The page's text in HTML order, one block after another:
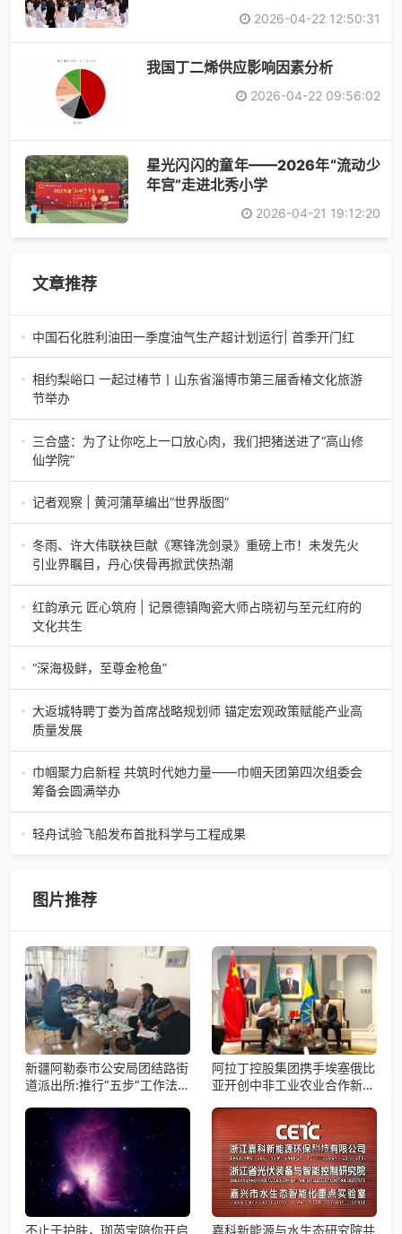
2026-04-22 12:50:31
​我国丁二烯供应影响因素分析
2026-04-22 09:56:02
星光闪闪的童年——2026年“流动少
年宫”走进北秀小学
2026-04-21 19:12:20
文章推荐
中国石化胜利油田一季度油气生产超计划运行| 首季开门红
中国石化胜利油田一季度油气生产超计划运行| 首季开门红济
南电（记者 瑞夫 胜宣）2026年一季度，中国石化胜利油田
生产原油585.86万吨，天
相约梨峪口 一起过椿节丨山东省淄博市第三届香椿文化旅游
节举办
相约梨峪口 一起过椿节丨山东省淄博市第三届香椿文化旅游
节举办济南电（记者 瑞夫）4月18日，山东省淄博市第三届
香椿文化旅游节暨党建
三合盛：为了让你吃上一口放心肉，我们把猪送进了“高山修
仙学院”
三合盛：为了让你吃上一口放心肉，我们把猪送进了“高山修
仙学院”很多人问我，现在的生鲜赛道已经卷成麻花了，为什
记者观察 | 黄河蒲草编出“世界版图”
记者观察 | 黄河蒲草编出“世界版图”山东高青农妇的30年“草
根逆袭”路济南电（记者 瑞夫 王克军 郭克烁）一根黄河滩上
的蒲草，能走多
冬雨、许大伟联袂巨献《寒锋洗剑录》重磅上市！未发先火
引业界瞩目，丹心侠骨再掀武侠热潮
【新书首发】冬雨、许大伟联袂巨献《寒锋洗剑录》重磅上
市！未发先火引业界瞩目，丹心侠骨再掀武侠热潮（文/梵
可）近日，备受业界与读者双
红韵承元 匠心筑府 | 记景德镇陶瓷大师占晓初与至元红府的
文化共生
（中国晨报头条讯）景德镇的窑火，千年不熄，淬炼出无数
陶瓷瑰宝；元代釉里红的一抹艳红，穿越七百年岁月，成为
“深海极鲜，至尊金枪鱼”
“深海极鲜，至尊金枪鱼”苏州吴中白金汉爵大酒店蓝鳍金枪鱼
开鱼品鉴仪式圆满落幕2026年4月17日，江苏省苏州市吴中
白金汉爵大酒店大
大返城特聘丁娄为首席战略规划师 锚定宏观政策赋能产业高
质量发展
2026年4月16日，大返城（浙江）科技有限公司隆重举行签
约仪式，正式特聘丁娄先生担任公司首席战略规划师。此次
强强联合，是大返城集团深度
巾帼聚力启新程 共筑时代她力量——巾帼天团第四次组委会
筹备会圆满举办
巾帼聚力启新程 共筑时代她力量——巾帼天团第四次组委会
筹备会圆满举办2026年4月15日，巾帼天团第四次组委会筹
轻舟试验飞船发布首批科学与工程成果
果。据中国科学院微小卫星
图片推荐
新疆阿勒泰市公安局团结路街
道派出所:推行“五步”工作法
阿拉丁控股集团携手埃塞俄比
亚开创中非工业农业合作新篇
不止于护肤，珈芮宝陪你开启 嘉科新能源与水生态研究院共